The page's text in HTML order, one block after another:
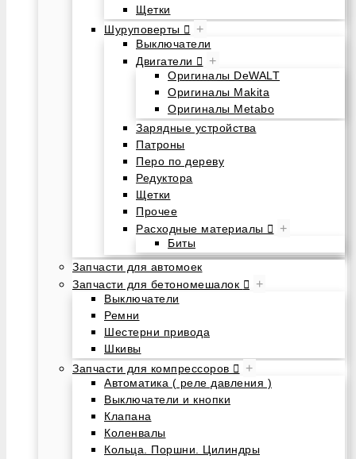
Щетки
Шуруповерты
+
Выключатели
Двигатели
+
Оригиналы DeWALT
Оригиналы Makita
Оригиналы Metabo
Зарядные устройства
Патроны
Перо по дереву
Редуктора
Щетки
Прочее
Расходные материалы
+
Биты
Запчасти для автомоек
Запчасти для бетономешалок
+
Выключатели
Ремни
Шестерни привода
Шкивы
Запчасти для компрессоров
+
Автоматика ( реле давления )
Выключатели и кнопки
Клапана
Коленвалы
Кольца. Поршни. Цилиндры